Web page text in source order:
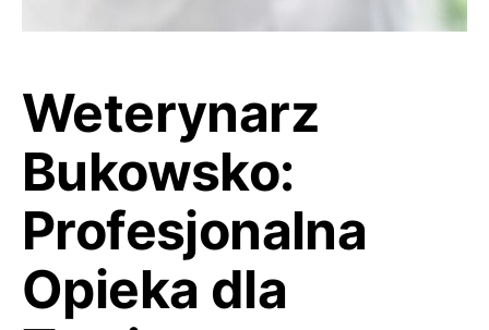
Weterynarz
Bukowsko:
Profesjonalna
Opieka dla